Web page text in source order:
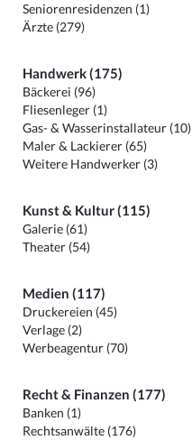
Seniorenresidenzen (1)
Ärzte (279)
Handwerk (175)
Bäckerei (96)
Fliesenleger (1)
Gas- & Wasserinstallateur (10)
Maler & Lackierer (65)
Weitere Handwerker (3)
Kunst & Kultur (115)
Galerie (61)
Theater (54)
Medien (117)
Druckereien (45)
Verlage (2)
Werbeagentur (70)
Recht & Finanzen (177)
Banken (1)
Rechtsanwälte (176)